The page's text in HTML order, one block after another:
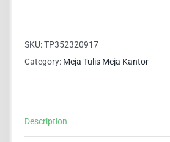
Meja
Tulis
Modern
SKU:TP352320917
Category: Meja Tulis Meja Kantor
Description